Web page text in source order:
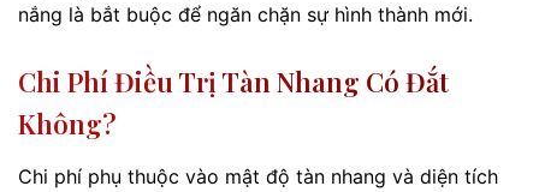
nắng là bắt buộc để ngăn chặn sự hình thành mới.
Chi Phí Điều Trị Tàn Nhang Có Đắt
Không?
Chi phí phụ thuộc vào mật độ tàn nhang và diện tích